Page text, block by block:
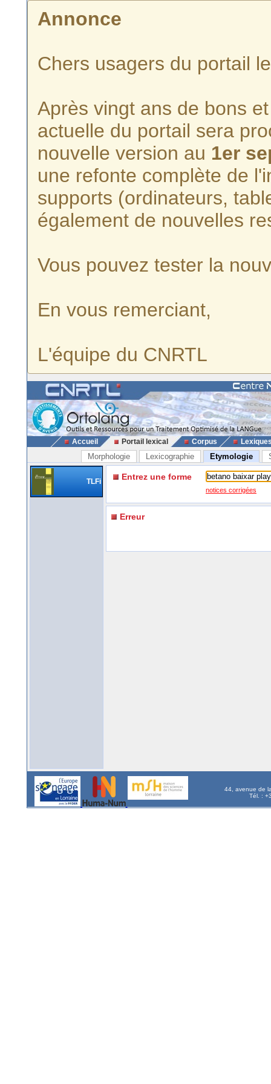
Annonce
Chers usagers du portail
Après vingt ans de bons
actuelle du portail sera
nouvelle version au 1er
une refonte complète de
supports (ordinateurs,
également de nouvelles
Vous pouvez tester la
En vous remerciant,
L'équipe du CNRTL
Accueil Portail lexical Corpus
Morphologie Lexicographie Etymologie
TLFi Entrez une forme
notices corrigées
Erreur
44, avenue de
Tél. :